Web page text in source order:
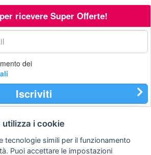
ricevere Super Offerte!
dei
Iscriviti
Privacy
policy
legale
i cookie
tecnologie simili per il funzionamento
Puoi accettare le impostazioni